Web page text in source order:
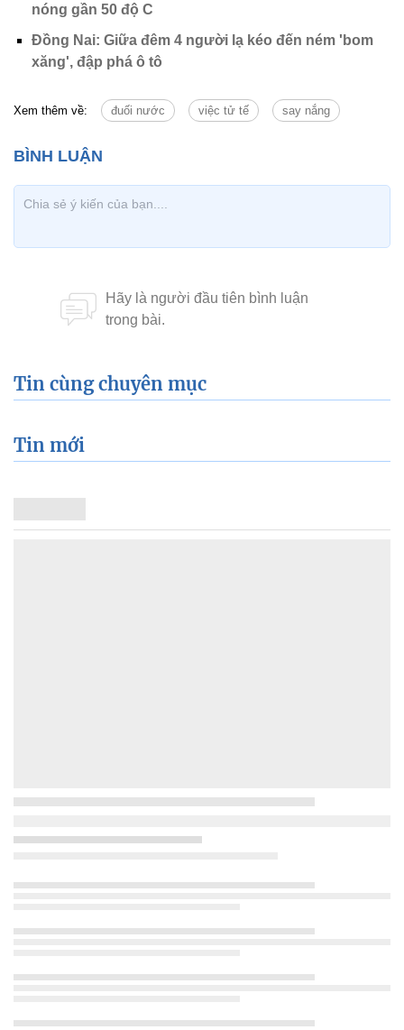
nóng gần 50 độ C
Đồng Nai: Giữa đêm 4 người lạ kéo đến ném 'bom
xăng', đập phá ô tô
Xem thêm về: đuối nước việc tử tế say nắng
Tin cùng chuyên mục
Tin mới